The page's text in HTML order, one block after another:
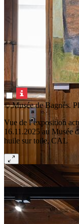
© Musée de Bagnes.
Vue de l’exposition
16.11.2025 au Musée
huile sur toile, CAL